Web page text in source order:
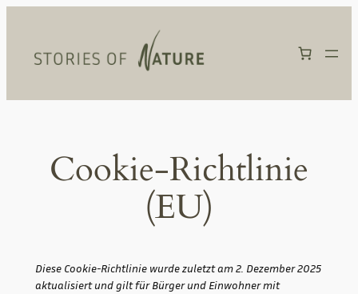
springen
Cookie-Richtlinie
(EU)
Diese Cookie-Richtlinie wurde zuletzt am 2. Dezember 2025
aktualisiert und gilt für Bürger und Einwohner mit